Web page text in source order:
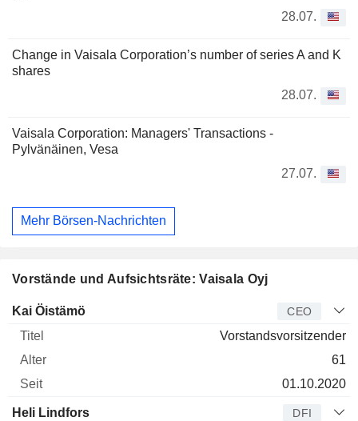
28.07.
Change in Vaisala Corporation’s number of series A and K
shares
28.07.
Vaisala Corporation: Managers' Transactions -
Pylvänäinen, Vesa
27.07.
Mehr Börsen-Nachrichten
Vorstände und Aufsichtsräte: Vaisala Oyj
Manager Titel
Kai Öistämö CEO
Vorstandsvorsitzender
61
01.10.2020
Heli Lindfors DFI